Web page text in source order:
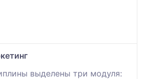
выделены три модуля: